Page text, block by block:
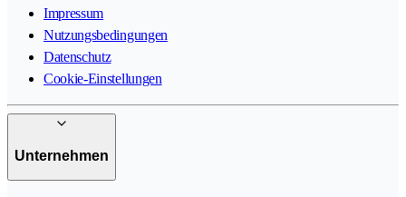
Impressum
Nutzungsbedingungen
Datenschutz
Cookie-Einstellungen
Unternehmen